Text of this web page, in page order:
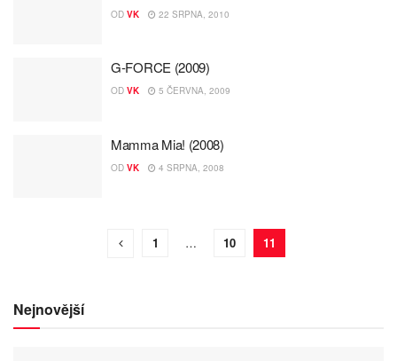
OD VK 22 SRPNA, 2010
G-FORCE (2009)
OD VK 5 ČERVNA, 2009
Mamma Mia! (2008)
OD VK 4 SRPNA, 2008
1 … 10 11
Nejnovější